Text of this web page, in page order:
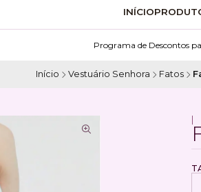
INÍCIO
Programa de Descontos
Início Vestuário Senhora Fatos